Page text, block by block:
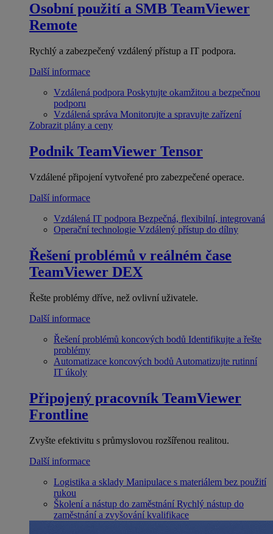
Osobní použití a SMB TeamViewer
Remote
Rychlý a zabezpečený vzdálený přístup a IT podpora.
Další informace
Vzdálená podpora Poskytujte okamžitou a bezpečnou
podporu
Vzdálená správa Monitorujte a spravujte zařízení
Zobrazit plány a ceny
Podnik TeamViewer Tensor
Vzdálené připojení vytvořené pro zabezpečené operace.
Další informace
Vzdálená IT podpora Bezpečná, flexibilní, integrovaná
Operační technologie Vzdálený přístup do dílny
Řešení problémů v reálném čase
TeamViewer DEX
Řešte problémy dříve, než ovlivní uživatele.
Další informace
Řešení problémů koncových bodů Identifikujte a řešte
problémy
Automatizace koncových bodů Automatizujte rutinní
IT úkoly
Připojený pracovník TeamViewer
Frontline
Zvyšte efektivitu s průmyslovou rozšířenou realitou.
Další informace
Logistika a sklady Manipulace s materiálem bez použití
rukou
Školení a nástup do zaměstnání Rychlý nástup do
zaměstnání a zvyšování kvalifikace